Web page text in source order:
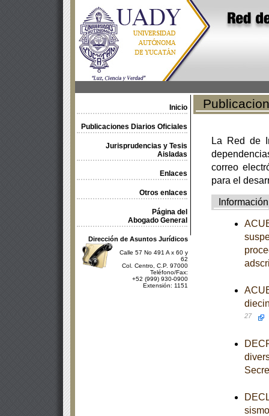
Inicio
Publicaciones Diarios Oficiales
Jurisprudencias y Tesis
Aisladas
Enlaces
Otros enlaces
Página del
Abogado General
Dirección de Asuntos Jurídicos
Calle 57 No 491 A x 60 y
62
Col. Centro, C.P. 97000
Teléfono/Fax:
+52 (999) 930-0900
Extensión: 1151
La Red de
correo
para el
Información
27